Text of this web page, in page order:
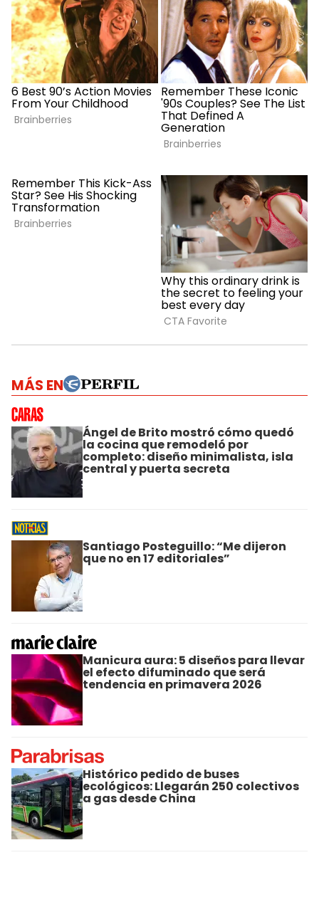
MÁS EN
Ángel de Brito mostró cómo quedó
la cocina que remodeló por
completo: diseño minimalista, isla
central y puerta secreta
Santiago Posteguillo: “Me dijeron
que no en 17 editoriales”
Manicura aura: 5 diseños para llevar
el efecto difuminado que será
tendencia en primavera 2026
Histórico pedido de buses
ecológicos: Llegarán 250 colectivos
a gas desde China